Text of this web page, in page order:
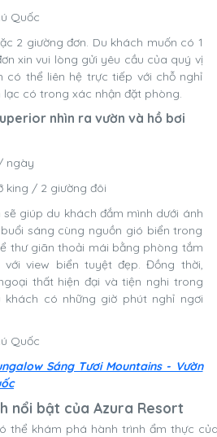
2 giường đơn. Du khách muốn có 1
xin vui lòng gửi yêu cầu của quý vị
có thể liên hệ trực tiếp với chỗ nghỉ
có trong xác nhận đặt phòng.
nhìn ra vườn và hồ bơi
ngày
king / 2 giường đôi
sẽ giúp du khách đắm mình dưới ánh
sáng cùng nguồn gió biển trong
thư giãn thoải mái bằng phòng tắm
view biển tuyệt đẹp. Đồng thời,
thất hiện đại và tiện nghi trong
có những giờ phút nghỉ ngơi
Sáng Tươi Mountains - Vườn
nổi bật của Azura Resort
thể khám phá hành trình ẩm thực